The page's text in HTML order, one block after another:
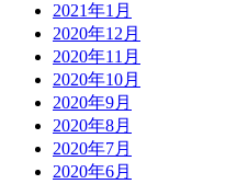
2021年1月
2020年12月
2020年11月
2020年10月
2020年9月
2020年8月
2020年7月
2020年6月